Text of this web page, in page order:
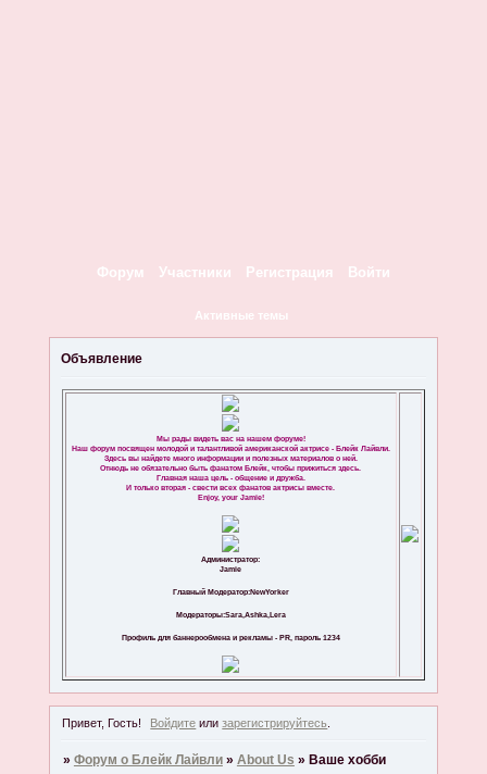
Форум Участники Регистрация Войти
Активные темы
Объявление
Мы рады видеть вас на нашем форуме!
Наш форум посвящен молодой и талантливой американской актрисе - Блейк Лайвли.
Здесь вы найдете много информации и полезных материалов о ней.
Отнюдь не обязательно быть фанатом Блейк, чтобы прижиться здесь.
Главная наша цель - общение и дружба.
И только вторая - свести всех фанатов актрисы вместе.
Enjoy, your Jamie!
Администратор:
Jamie
Главный Модератор:NewYorker
Модераторы:Sara,Ashka,Lera
Профиль для баннерообмена и рекламы - PR, пароль 1234
Привет, Гость! Войдите илизарегистрируйтесь
» Форум о Блейк Лайвли » About Us » Ваше хобби